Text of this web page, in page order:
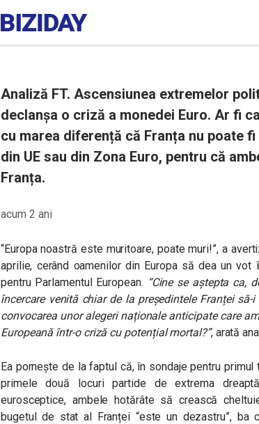
Analiză FT. Ascensiunea extremelor
declanșa o criză a monedei Euro. Ar fi
cu marea diferență că Franța nu poate
din UE sau din Zona Euro, pentru că
Franța.
acum 2 ani
“Europa noastră este muritoare, poate muri!”, a
aprilie, cerând oamenilor din Europa să dea un
pentru Parlamentul European. “Cine se aștepta ca,
încercare venită chiar de la președintele Franței să-
convocarea unor alegeri naționale anticipate care
Europeană într-o criză cu potențial mortal?”, arată
Ea pornește de la faptul că, în sondaje pentru
primele două locuri partide de extrema
eurosceptice, ambele hotărâte să crească
bugetul de stat al Franței “este un dezastru”,